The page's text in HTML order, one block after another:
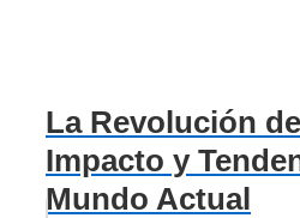
La Revolución
Impacto y
Mundo Actual